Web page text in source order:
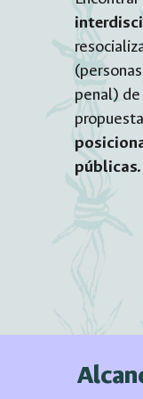
penal) de
públicas.